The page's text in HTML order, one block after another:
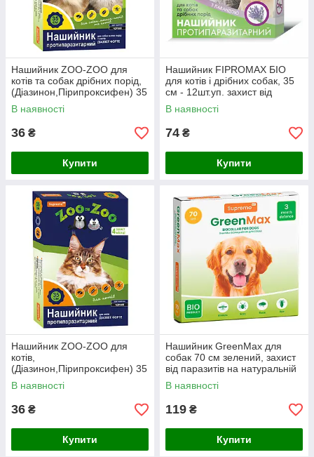
Нашийник ZOO-ZOO для
котів та собак дрібних порід,
(Діазинон,Пірипроксифен) 35
см - 10шт.уп ,Червоний,
захист від параз. 4 міс.
В наявності
36 ₴
Купити
Нашийник FIPROMAX БІО
для котів і дрібних собак, 35
см - 12шт.уп. захист від
паразитів до 3-х міс.
В наявності
74 ₴
Купити
Нашийник ZOO-ZOO для
котів,
(Діазинон,Пірипроксифен) 35
см - 10шт.уп ,Чорний, захист
від параз. 4 міс.
В наявності
36 ₴
Купити
Нашийник GreenMax для
собак 70 см зелений, захист
від паразитів на натуральній
основі - 12шт/уп
В наявності
119 ₴
Купити